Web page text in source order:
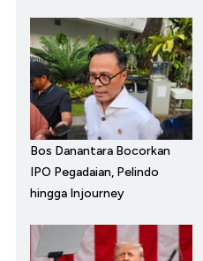
Bos Danantara Bocorkan
IPO Pegadaian, Pelindo
hingga Injourney